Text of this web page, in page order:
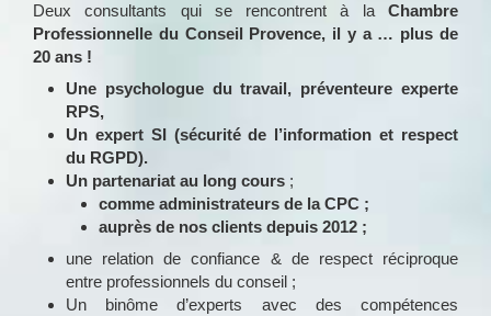
Deux consultants qui se rencontrent à la Chambre
Professionnelle du Conseil Provence, il y a … plus de
20 ans !
Une psychologue du travail, préventeure experte
RPS,
Un expert SI (sécurité de l’information et respect
du RGPD).
Un partenariat au long cours ;
comme administrateurs de la CPC ;
auprès de nos clients depuis 2012 ;
une relation de confiance & de respect réciproque
entre professionnels du conseil ;
Un binôme d’experts avec des compétences